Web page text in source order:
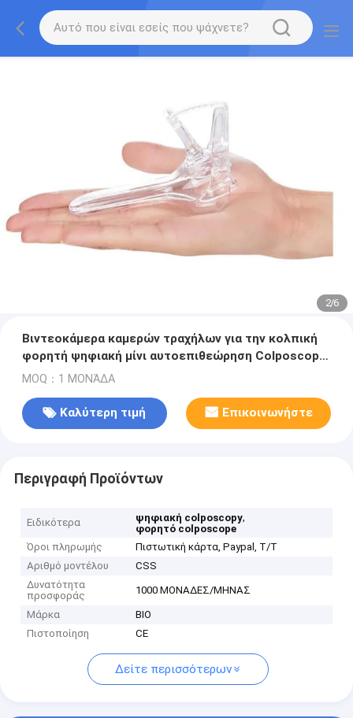
2/6
Βιντεοκάμερα καμερών τραχήλων για την κολπική
φορητή ψηφιακή μίνι αυτοεπιθεώρηση Colposcope
με 1.5 φορές την ενίσχυση
MOQ：1 ΜΟΝΆΔΑ
Καλύτερη τιμή Επικοινωνήστε
Περιγραφή Προϊόντων
Ειδικότερα ψηφιακή colposcopy,
φορητό colposcope
Όροι πληρωμής
Πιστωτική κάρτα, Paypal, T/T
Αριθμό μοντέλου
CSS
Δυνατότητα
προσφοράς
1000 ΜΟΝΑΔΕΣ/ΜΗΝΑΣ
Μάρκα
BIO
Πιστοποίηση
CE
Δείτε περισσότερων